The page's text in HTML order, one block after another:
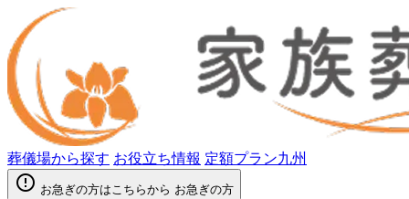
葬儀場から探す お役立ち情報 定額プラン九州
error_outline お急ぎの方はこちらから お急ぎの方